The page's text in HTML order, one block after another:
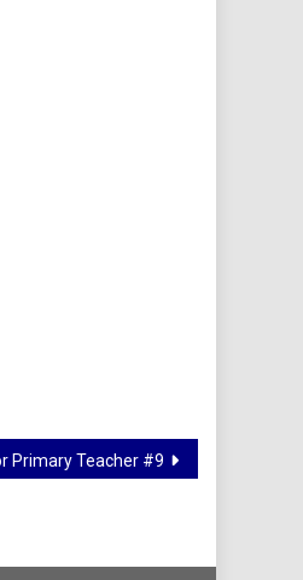
Primary Teacher #9